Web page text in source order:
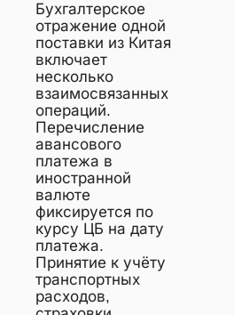
Бухгалтерское
отражение одной
поставки из Китая
включает
несколько
взаимосвязанных
операций.
Перечисление
авансового
платежа в
иностранной
валюте
фиксируется по
курсу ЦБ на дату
платежа.
Принятие к учёту
транспортных
расходов,